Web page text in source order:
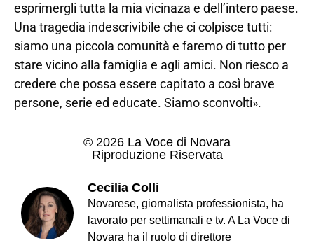
esprimergli tutta la mia vicinaza e dell’intero paese.
Una tragedia indescrivibile che ci colpisce tutti:
siamo una piccola comunità e faremo di tutto per
stare vicino alla famiglia e agli amici. Non riesco a
credere che possa essere capitato a così brave
persone, serie ed educate. Siamo sconvolti».
© 2026 La Voce di Novara
Riproduzione Riservata
Cecilia Colli
Novarese, giornalista professionista, ha
lavorato per settimanali e tv. A La Voce di
Novara ha il ruolo di direttore